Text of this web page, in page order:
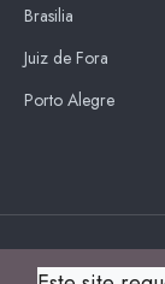
Brasilia
Juiz de Fora
Porto Alegre